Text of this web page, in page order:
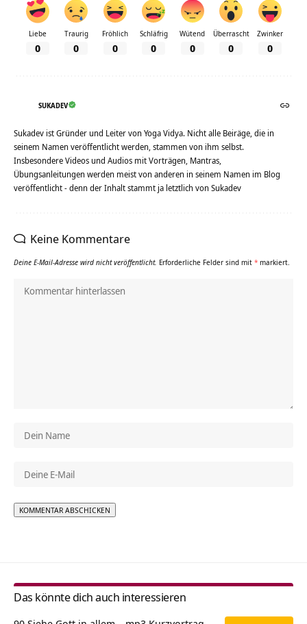
Liebe
0
Traurig
0
Fröhlich
0
Schläfrig
0
Wütend
0
Überrascht
0
Zwinker
0
SUKADEV
Sukadev ist Gründer und Leiter von Yoga Vidya. Nicht alle Beiräge, die in
seinem Namen veröffentlicht werden, stammen von ihm selbst.
Insbesondere Videos und Audios mit Vorträgen, Mantras,
Übungsanleitungen werden meist von anderen in seinem Namen im Blog
veröffentlicht - denn der Inhalt stammt ja letztlich von Sukadev
Keine Kommentare
Deine E-Mail-Adresse wird nicht veröffentlicht. Erforderliche Felder sind mit * markiert.
Das könnte dich auch interessieren